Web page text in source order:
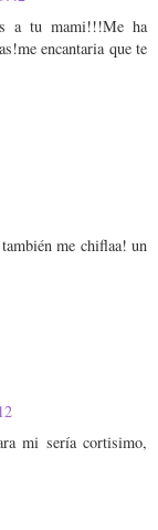
a tu mami!!!Me ha
encantaria que te
me chiflaa! un
mi sería cortisimo,